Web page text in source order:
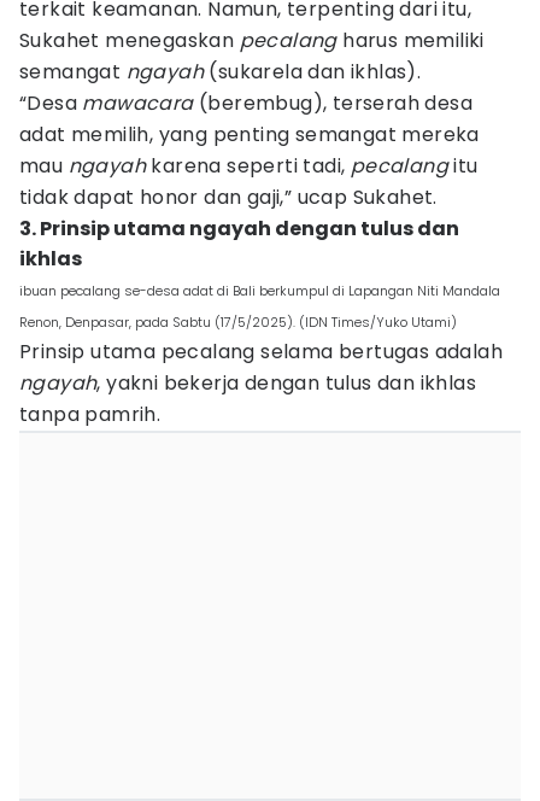
terkait keamanan. Namun, terpenting dari itu,
Sukahet menegaskan pecalangharus memiliki
semangat ngayah(sukarela dan ikhlas).
“Desa mawacara(berembug), terserah desa
adat memilih, yang penting semangat mereka
mau ngayahkarena seperti tadi, pecalangitu
tidak dapat honor dan gaji,” ucap Sukahet.
3. Prinsip utama ngayah dengan tulus dan
ikhlas
ibuan pecalang se-desa adat di Bali berkumpul di Lapangan Niti Mandala
Renon, Denpasar, pada Sabtu (17/5/2025). (IDN Times/Yuko Utami)
Prinsip utama pecalang selama bertugas adalah
ngayah, yakni bekerja dengan tulus dan ikhlas
tanpa pamrih.